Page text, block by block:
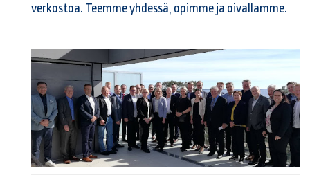
verkostoa. Teemme yhdessä, opimme ja oivallamme.